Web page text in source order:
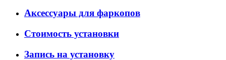
Аксессуары для фаркопов
Стоимость установки
Запись на установку